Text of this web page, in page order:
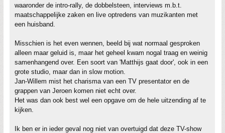
waaronder de intro-rally, de dobbelsteen, interviews m.b.t.
maatschappelijke zaken en live optredens van muzikanten met
een huisband.
Misschien is het even wennen, beeld bij wat normaal gesproken
alleen maar geluid is, maar het geheel kwam nogal traag en weinig
samenhangend over. Een soort van 'Matthijs gaat door', ook in een
grote studio, maar dan in slow motion.
Jan-Willem mist het charisma van een TV presentator en de
grappen van Jeroen komen niet echt over.
Het was dan ook best wel een opgave om de hele uitzending af te
kijken.
Ik ben er in ieder geval nog niet van overtuigd dat deze TV-show